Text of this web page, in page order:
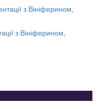
з Вініферином,